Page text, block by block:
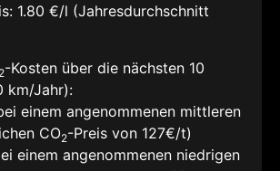
1.80 €/l (Jahresdurchschnitt
2-Kosten über die nächsten 10
km/Jahr):
einem angenommenen mittleren
CO2-Preis von 127€/t)
einem angenommenen niedrigen